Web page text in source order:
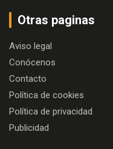
Otras paginas
Aviso legal
Conócenos
Contacto
Política de cookies
Política de privacidad
Publicidad